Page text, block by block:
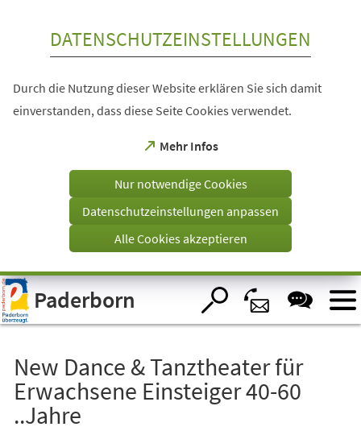
Visuelle
Assistenzsoftware
öffnen.
DATENSCHUTZEINSTELLUNGEN
Durch die Nutzung dieser Website erklären Sie sich damit
einverstanden, dass diese Seite Cookies verwendet.
Mehr Infos
(Öffnet
einem
Tab)
Nur notwendige Cookies
Datenschutzeinstellungen anpassen
Alle Cookies akzeptieren
Paderborn
New Dance & Tanztheater für
Erwachsene Einsteiger 40-60
..Jahre